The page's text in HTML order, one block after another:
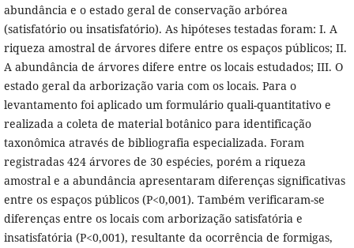
abundância e o estado geral de conservação arbórea
(satisfatório ou insatisfatório). As hipóteses testadas foram: I. A
riqueza amostral de árvores difere entre os espaços públicos; II.
A abundância de árvores difere entre os locais estudados; III. O
estado geral da arborização varia com os locais. Para o
levantamento foi aplicado um formulário quali-quantitativo e
realizada a coleta de material botânico para identificação
taxonômica através de bibliografia especializada. Foram
registradas 424 árvores de 30 espécies, porém a riqueza
amostral e a abundância apresentaram diferenças significativas
entre os espaços públicos (P<0,001). Também verificaram-se
diferenças entre os locais com arborização satisfatória e
insatisfatória (P<0,001), resultante da ocorrência de formigas,